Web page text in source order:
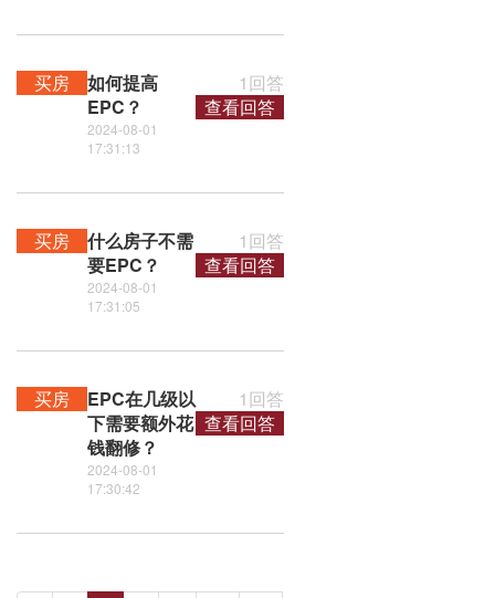
买房
如何提高
EPC？
2024-08-01
17:31:13
1回答
查看回答
买房
什么房子不需
要EPC？
2024-08-01
17:31:05
1回答
查看回答
买房
EPC在几级以
下需要额外花
钱翻修？
2024-08-01
17:30:42
1回答
查看回答